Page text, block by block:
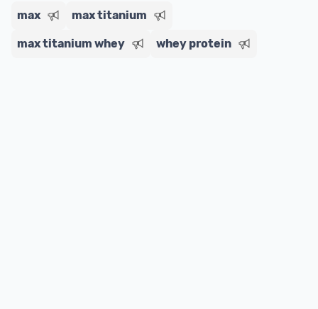
max
max titanium
max titanium whey whey protein